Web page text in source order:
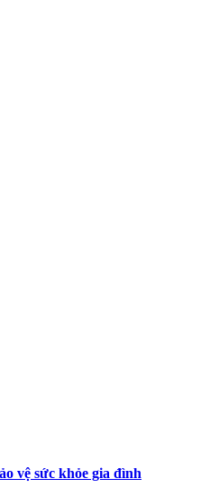
vệ sức khỏe gia đình